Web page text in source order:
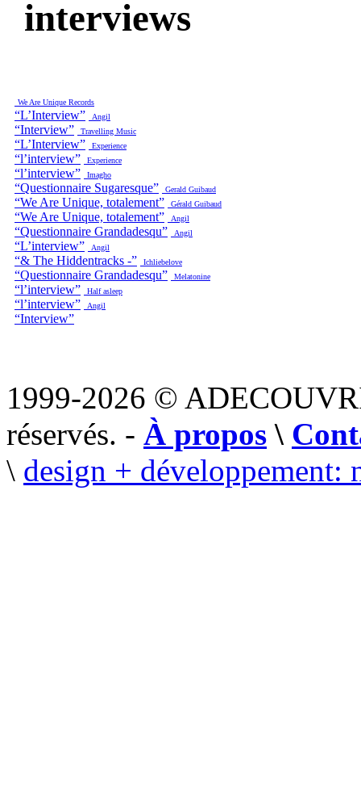
interviews
We Are Unique Records
“L’Interview” Angil
“Interview” Travelling Music
“L’Interview” Experience
“l’interview” Experience
“l’interview” Imagho
“Questionnaire Sugaresque” Gerald Guibaud
“We Are Unique, totalement” Gérald Guibaud
“We Are Unique, totalement” Angil
“Questionnaire Grandadesqu” Angil
“L’interview” Angil
“& The Hiddentracks -” Ichliebelove
“Questionnaire Grandadesqu” Melatonine
“l’interview” Half asleep
“l’interview” Angil
“Interview”
1999-2026 ©
réservés. - À propos \
\ design + développement: